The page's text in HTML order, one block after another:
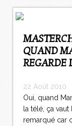
MASTERCHEF,
QUAND
REGARDE
22 Août 2010
Oui, quand
la télé, ça
remarqué car